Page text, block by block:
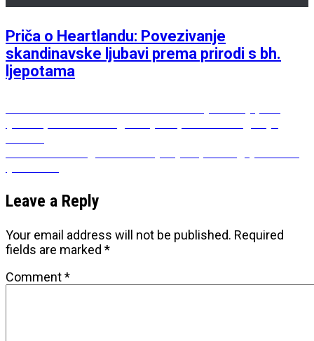
Priča o Heartlandu: Povezivanje
skandinavske ljubavi prema prirodi s bh.
ljepotama
Post
navigation
Leave a Reply
Your email address will not be published. Required
fields are marked *
Comment*